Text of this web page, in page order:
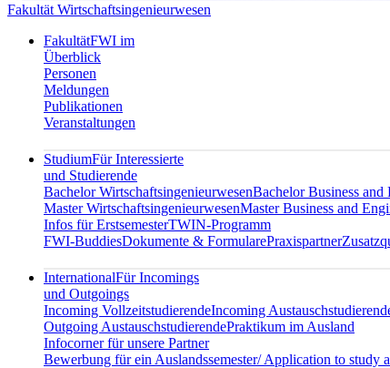
Fakultät Wirtschaftsingenieurwesen
FakultätFWI im
Überblick
Personen
Meldungen
Publikationen
Veranstaltungen
StudiumFür Interessierte
und Studierende
Bachelor WirtschaftsingenieurwesenBachelor Business and
Master WirtschaftsingenieurwesenMaster Business and
Infos für ErstsemesterTWIN-Programm
FWI-BuddiesDokumente & FormularePraxispartner
InternationalFür Incomings
und Outgoings
Incoming VollzeitstudierendeIncoming
Outgoing AustauschstudierendePraktikum im Ausland
Infocorner für unsere Partner
Bewerbung für ein Auslandssemester/ Application to study